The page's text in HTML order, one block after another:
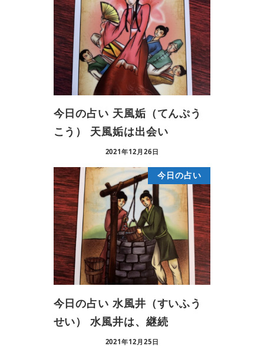
今日の占い 天風姤（てんぷう
こう） 天風姤は出会い
2021年12月26日
今日の占い
今日の占い 水風井（すいふう
せい） 水風井は、継続
2021年12月25日